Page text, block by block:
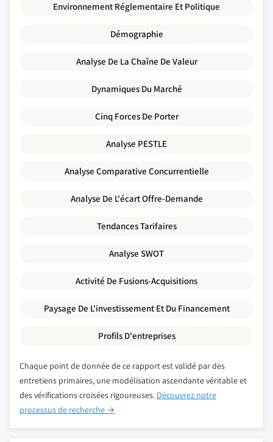
Environnement Réglementaire Et Politique
Démographie
Analyse De La Chaîne De Valeur
Dynamiques Du Marché
Cinq Forces De Porter
Analyse PESTLE
Analyse Comparative Concurrentielle
Analyse De L'écart Offre-Demande
Tendances Tarifaires
Analyse SWOT
Activité De Fusions-Acquisitions
Paysage De L'investissement Et Du Financement
Profils D'entreprises
Chaque point de donnée de ce rapport est validé par des
entretiens primaires, une modélisation ascendante véritable et
des vérifications croisées rigoureuses. Découvrez notre
processus de recherche →